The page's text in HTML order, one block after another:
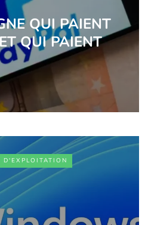
QUI PAIENT
QUI PAIENT
D'EXPLOITATION